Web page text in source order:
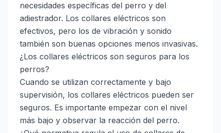
necesidades específicas del perro y del
adiestrador. Los collares eléctricos son
efectivos, pero los de vibración y sonido
también son buenas opciones menos invasivas.
¿Los collares eléctricos son seguros para los
perros?
Cuando se utilizan correctamente y bajo
supervisión, los collares eléctricos pueden ser
seguros. Es importante empezar con el nivel
más bajo y observar la reacción del perro.